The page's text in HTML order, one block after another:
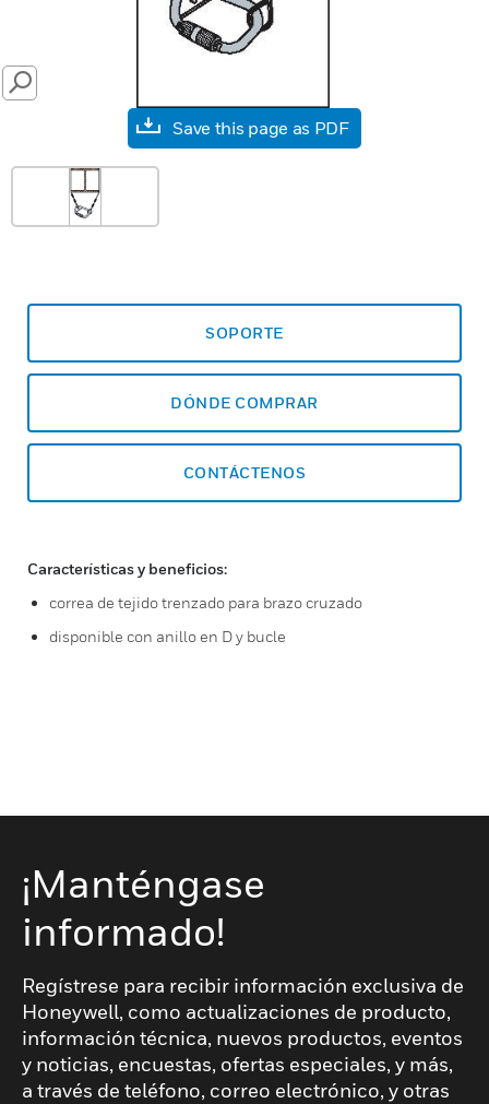
SEARCH
Save this page as PDF
SOPORTE
DÓNDE COMPRAR
CONTÁCTENOS
Características y beneficios:
correa de tejido trenzado para brazo cruzado
disponible con anillo en D y bucle
¡Manténgase
informado!
Regístrese para recibir información exclusiva de
Honeywell, como actualizaciones de producto,
información técnica, nuevos productos, eventos
y noticias, encuestas, ofertas especiales, y más,
a través de teléfono, correo electrónico, y otras